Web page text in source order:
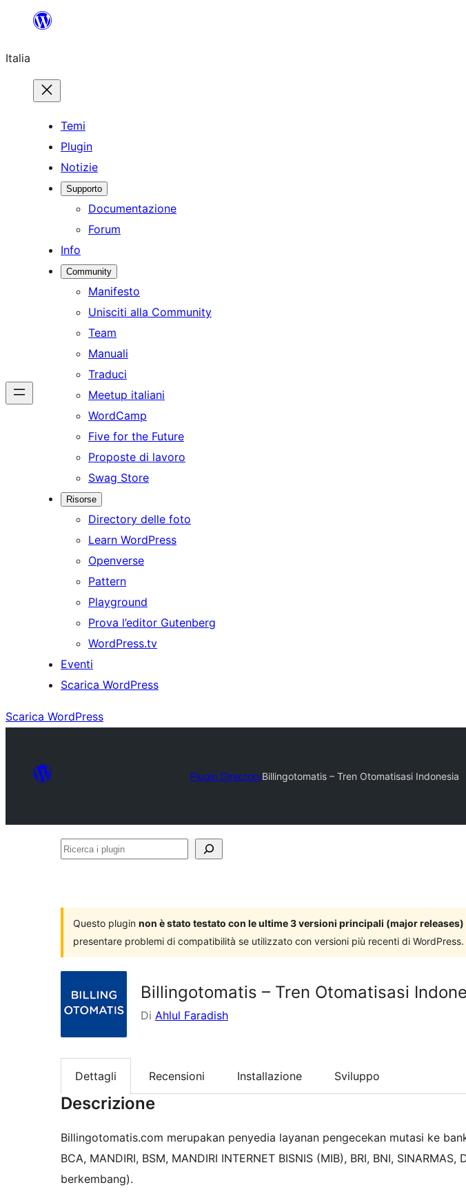
contenuto
Italia
Temi
Plugin
Notizie
Supporto
Documentazione
Forum
Info
Community
Manifesto
Unisciti alla Community
Team
Manuali
Traduci
Meetup italiani
WordCamp
Five for the Future
Proposte di lavoro
Swag Store
Risorse
Directory delle foto
Learn WordPress
Openverse
Pattern
Playground
Prova l’editor Gutenberg
WordPress.tv
Eventi
Scarica WordPress
Scarica WordPress
Plugin DirectoryBillingotomatis – Tren Otomatisasi Indonesia
Ricerca
Questo plugin non è stato testato con le ultime 3 versioni principali (major
presentare problemi di compatibilità se utilizzato con versioni più recenti di WordPress.
Billingotomatis – Tren Otomatisasi
Di Ahlul Faradish
Dettagli Recensioni Installazione Sviluppo
Descrizione
Billingotomatis.com merupakan penyedia layanan pengecekan mutasi ke
BCA, MANDIRI, BSM, MANDIRI INTERNET BISNIS (MIB), BRI, BNI,
berkembang).